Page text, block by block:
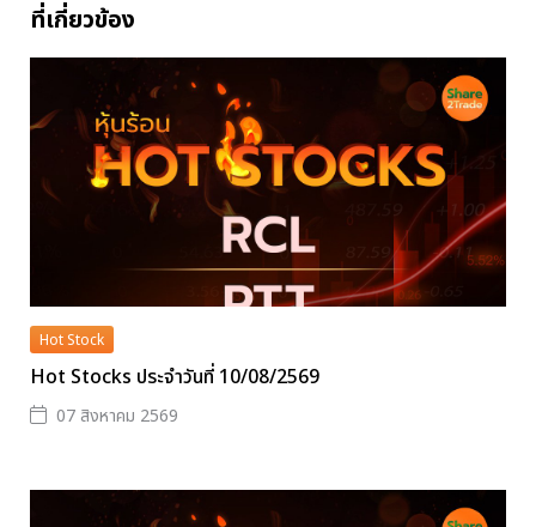
ที่เกี่ยวข้อง
Hot Stock
Hot Stocks ประจำวันที่ 10/08/2569
07 สิงหาคม 2569